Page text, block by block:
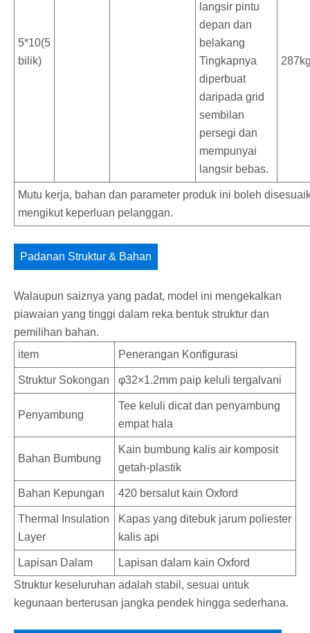
5*10(5
bilik)
langsir pintu
depan dan
belakang
Tingkapnya
diperbuat
daripada grid
sembilan
persegi dan
mempunyai
langsir bebas.
Mutu kerja, bahan dan parameter produk ini boleh
mengikut keperluan pelanggan.
Padanan Struktur & Bahan
Walaupun saiznya yang padat, model ini mengekalkan
piawaian yang tinggi dalam reka bentuk struktur dan
pemilihan bahan.
item
Penerangan Konfigurasi
Struktur Sokongan φ32×1.2mm paip keluli tergalvani
Penyambung
Tee keluli dicat dan penyambung
empat hala
Bahan Bumbung
Kain bumbung kalis air komposit
getah-plastik
Bahan Kepungan 420 bersalut kain Oxford
Thermal Insulation
Layer
Kapas yang ditebuk jarum poliester
kalis api
Lapisan Dalam
Lapisan dalam kain Oxford
Struktur keseluruhan adalah stabil, sesuai untuk
kegunaan berterusan jangka pendek hingga sederhana.